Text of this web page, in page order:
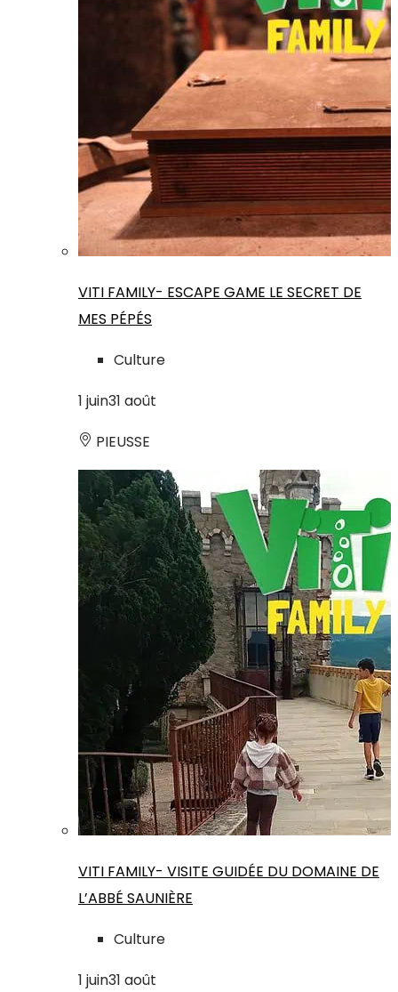
VITI FAMILY- ESCAPE GAME LE SECRET DE
MES PÉPÉS
Culture
1 juin31 août
PIEUSSE
VITI FAMILY- VISITE GUIDÉE DU DOMAINE DE
L’ABBÉ SAUNIÈRE
Culture
1 juin31 août